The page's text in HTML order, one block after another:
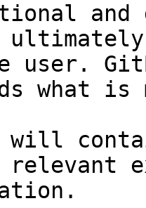
and
user.
what
will
relevant